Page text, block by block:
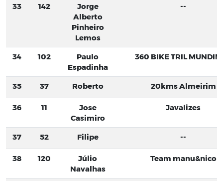
33 142
Jorge
Alberto
Pinheiro
Lemos
--
34 102
Paulo
Espadinha
360 BIKE TRIL
35 37 Roberto 20kms Almeirim
36 11
Jose
Casimiro
Javalizes
37 52 Filipe --
38 120
Júlio
Navalhas
Team manu&nico